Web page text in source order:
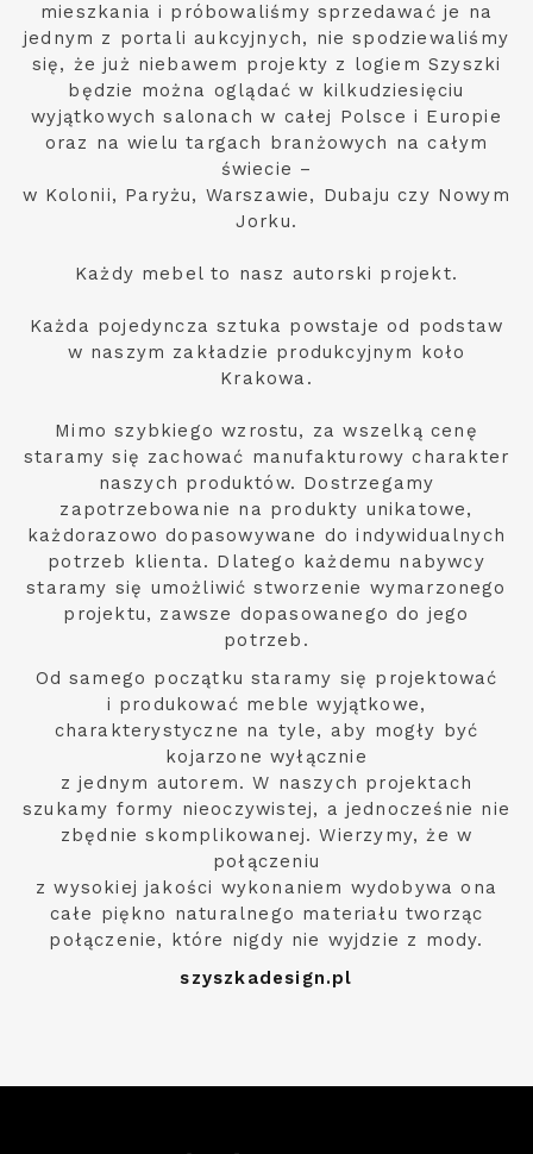
mieszkania i próbowaliśmy sprzedawać je na
jednym z portali aukcyjnych, nie spodziewaliśmy
się, że już niebawem projekty z logiem Szyszki
będzie można oglądać w kilkudziesięciu
wyjątkowych salonach w całej Polsce i Europie
oraz na wielu targach branżowych na całym
świecie –
w Kolonii, Paryżu, Warszawie, Dubaju czy Nowym
Jorku.
Każdy mebel to nasz autorski projekt.
Każda pojedyncza sztuka powstaje od podstaw
w naszym zakładzie produkcyjnym koło
Krakowa.
Mimo szybkiego wzrostu, za wszelką cenę
staramy się zachować manufakturowy charakter
naszych produktów. Dostrzegamy
zapotrzebowanie na produkty unikatowe,
każdorazowo dopasowywane do indywidualnych
potrzeb klienta. Dlatego każdemu nabywcy
staramy się umożliwić stworzenie wymarzonego
projektu, zawsze dopasowanego do jego
potrzeb.
Od samego początku staramy się projektować
i produkować meble wyjątkowe,
charakterystyczne na tyle, aby mogły być
kojarzone wyłącznie
z jednym autorem. W naszych projektach
szukamy formy nieoczywistej, a jednocześnie nie
zbędnie skomplikowanej. Wierzymy, że w
połączeniu
z wysokiej jakości wykonaniem wydobywa ona
całe piękno naturalnego materiału tworząc
połączenie, które nigdy nie wyjdzie z mody.
szyszkadesign.pl